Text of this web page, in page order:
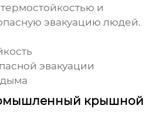
и
эвакуацию людей.
эвакуации
крышной